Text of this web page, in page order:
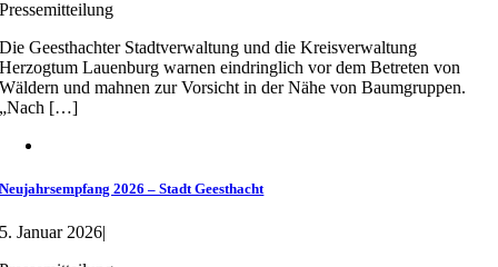
Pressemitteilung
Die Geesthachter Stadtverwaltung und die Kreisverwaltung
Herzogtum Lauenburg warnen eindringlich vor dem Betreten von
Wäldern und mahnen zur Vorsicht in der Nähe von Baumgruppen.
„Nach […]
Neujahrsempfang 2026 – Stadt Geesthacht
5. Januar 2026|